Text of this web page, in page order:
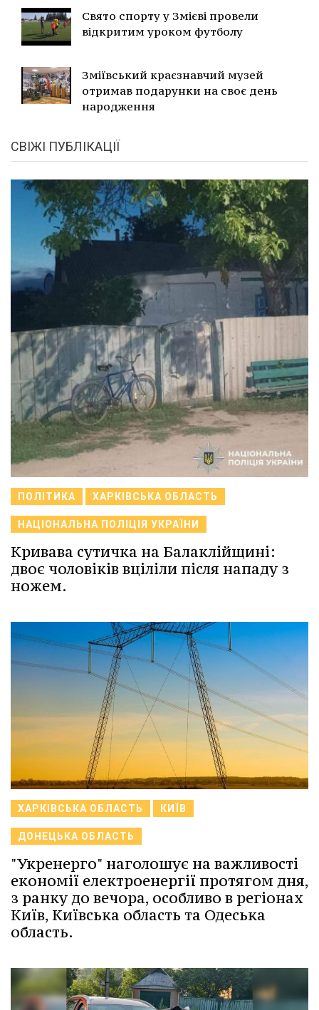
Свято спорту у Змієві провели
відкритим уроком футболу
Зміївський краєзнавчий музей
отримав подарунки на своє день
народження
СВІЖІ ПУБЛІКАЦІЇ
ПОЛІТИКА ХАРКІВСЬКА ОБЛАСТЬ
НАЦІОНАЛЬНА ПОЛІЦІЯ УКРАЇНИ
Кривава сутичка на Балаклійщині:
двоє чоловіків вціліли після нападу з
ножем.
ХАРКІВСЬКА ОБЛАСТЬ КИЇВ
ДОНЕЦЬКА ОБЛАСТЬ
"Укренерго" наголошує на важливості
економії електроенергії протягом дня,
з ранку до вечора, особливо в регіонах
Київ, Київська область та Одеська
область.